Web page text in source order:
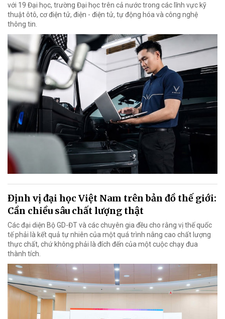
với 19 Đại học, trường Đại học trên cả nước trong các lĩnh vực kỹ
thuật ôtô, cơ điện tử, điện - điện tử, tự động hóa và công nghệ
thông tin.
Định vị đại học Việt Nam trên bản đồ thế giới:
Cần chiều sâu chất lượng thật
Các đại diện Bộ GD-ĐT và các chuyên gia đều cho rằng vị thế quốc
tế phải là kết quả tự nhiên của một quá trình nâng cao chất lượng
thực chất, chứ không phải là đích đến của một cuộc chạy đua
thành tích.